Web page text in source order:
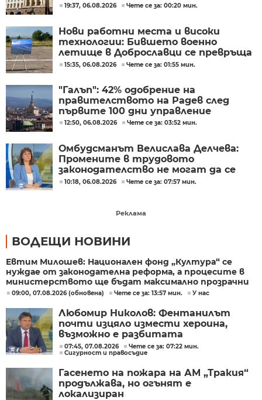
19:37, 06.08.2026 Чете се за: 00:20 мин.
Нови работни места и високи
технологии: Бившето военно
летище в Доброславци се превръща
в голям космически център
15:35, 06.08.2026 Чете се за: 01:55 мин.
"Галъп": 42% одобрение на
правителството на Радев след
първите 100 дни управление
12:50, 06.08.2026 Чете се за: 03:52 мин.
Омбудсманът Велислава Делчева:
Промените в трудовото
законодателство не могат да се
правят през бюджета
10:18, 06.08.2026 Чете се за: 07:57 мин.
Реклама
ВОДЕЩИ НОВИНИ
Евтим Милошев: Национален фонд „Култура“ се
нуждае от законодателна реформа, а процесите в
министерството ще бъдат максимално прозрачни
09:00, 07.08.2026 (обновена) Чете се за: 13:57 мин. У нас
Любомир Николов: Фентанилът
почти изцяло измести хероина,
възможно е разбитата
лаборатория да е единствената у
нас
07:45, 07.08.2026
Чете се за: 07:22 мин.
Сигурност и правосъдие
Гасенето на пожара на АМ „Тракия“
продължава, но огънят е
локализиран